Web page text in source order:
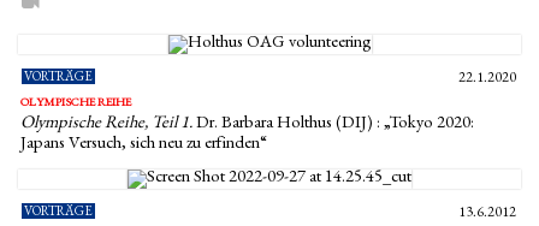
VORTRÄGE 22.1.2020
OLYMPISCHE REIHE
Olympische Reihe, Teil 1.Dr. Barbara Holthus (DIJ) : „Tokyo 2020:
Japans Versuch, sich neu zu erfinden“
VORTRÄGE 13.6.2012